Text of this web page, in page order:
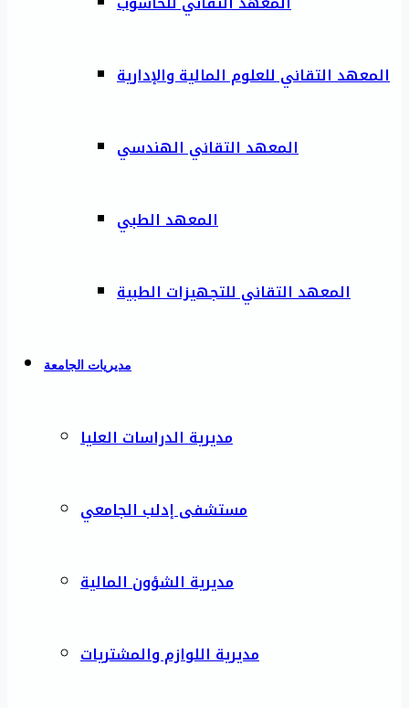
المعهد التقاني للعلوم المالية والإدارية
المعهد التقاني الهندسي
المعهد الطبي
المعهد التقاني للتجهيزات الطبية
مديريات الجامعة
مديرية الدراسات العليا
مستشفى إدلب الجامعي
مديرية الشؤون المالية
مديرية اللوازم والمشتريات